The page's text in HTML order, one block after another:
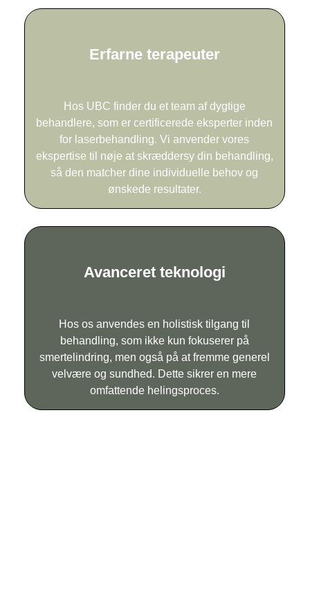
Erfarne terapeuter
Hos UBC finder du et team af dygtige
behandlere, som er certificerede eksperter inden
for laserbehandling. Vi anvender vores
ekspertise til nøje at skræddersy din behandling,
så den matcher dine individuelle behov og
ønskede resultater.
Avanceret teknologi
Hos os anvendes en holistisk tilgang til
behandling, som ikke kun fokuserer på
smertelindring, men også på at fremme generel
velvære og sundhed. Dette sikrer en mere
omfattende helingsproces.